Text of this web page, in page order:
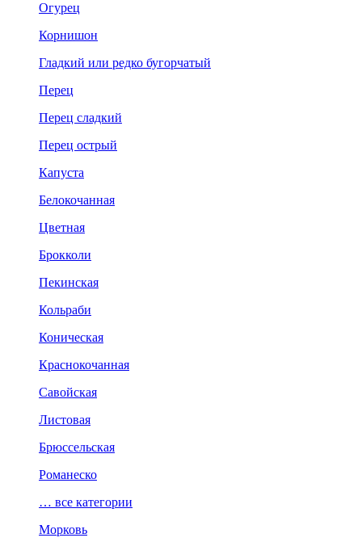
Огурец
Корнишон
Гладкий или редко бугорчатый
Перец
Перец сладкий
Перец острый
Капуста
Белокочанная
Цветная
Брокколи
Пекинская
Кольраби
Коническая
Краснокочанная
Савойская
Листовая
Брюссельская
Романеско
… все категории
Морковь